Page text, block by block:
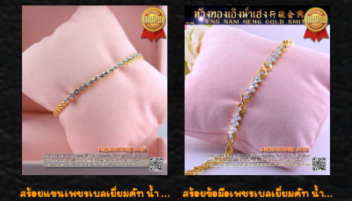
สร้อยแขนเพชรเบลเยี่ยมคัท น้ำ 97 G-Color/VVS เพชร 17 เม็ดน้ำหนักเพชร 0.78 กะรัต ตัวเรือนทองน้ำหนัก 9.7 กรัม ใส่สวยน่ารัก ราคาไม่แพงค่ะ สร้อยข้อมือเพชรเบลเยี่ยมคัท น้ำ 98 F-Color/VVS น้ำหนักเพชร 1.75 กะรัต ตัวเรือนทอง เพชรสวยรูปแบบน่ารัก ใส่สวยมั๊กมากค่ะ